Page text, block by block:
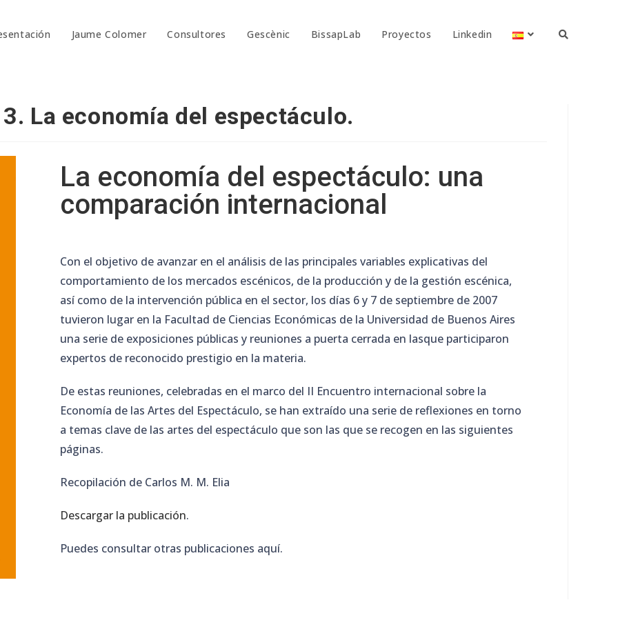
Jaume Colomer Consultores Gescènic BissapLab Proyectos Linkedin
La economía del espectáculo.
La economía del espectáculo: una
comparación internacional
Con el objetivo de avanzar en el análisis de las principales variables explicativas del
comportamiento de los mercados escénicos, de la producción y de la gestión escénica,
así como de la intervención pública en el sector, los días 6 y 7 de septiembre de 2007
tuvieron lugar en la Facultad de Ciencias Económicas de la Universidad de Buenos Aires
una serie de exposiciones públicas y reuniones a puerta cerrada en lasque participaron
expertos de reconocido prestigio en la materia.
De estas reuniones, celebradas en el marco del II Encuentro internacional sobre la
Economía de las Artes del Espectáculo, se han extraído una serie de reflexiones en torno
a temas clave de las artes del espectáculo que son las que se recogen en las siguientes
páginas.
Recopilación de Carlos M. M. Elia
Descargar la publicación.
Puedes consultar otras publicaciones aquí.